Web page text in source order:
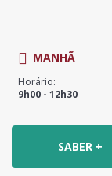
MANHÃ
Horário:
9h00 - 12h30
SABER +